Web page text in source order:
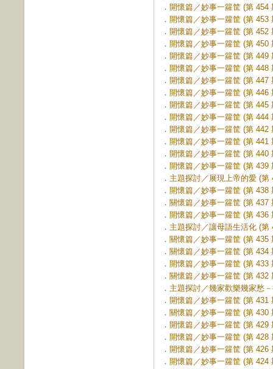
． 開懷篇／妙事一籮筐 (第 454
． 開懷篇／妙事一籮筐 (第 453
． 開懷篇／妙事一籮筐 (第 452
． 開懷篇／妙事一籮筐 (第 450
． 開懷篇／妙事一籮筐 (第 449
． 開懷篇／妙事一籮筐 (第 448
． 開懷篇／妙事一籮筐 (第 447
． 開懷篇／妙事一籮筐 (第 446
． 開懷篇／妙事一籮筐 (第 445
． 開懷篇／妙事一籮筐 (第 444
． 開懷篇／妙事一籮筐 (第 442
． 開懷篇／妙事一籮筐 (第 441
． 開懷篇／妙事一籮筐 (第 440
． 開懷篇／妙事一籮筐 (第 439
． 主題探討／展現上帝的愛 (第
． 開懷篇／妙事一籮筐 (第 438
． 關懷篇／妙事一籮筐 (第 437
． 開懷篇／妙事一籮筐 (第 436
． 主題探討／讓母語生活化 (第
． 關懷篇／妙事一籮筐 (第 435
． 關懷篇／妙事一籮筐 (第 434
． 開懷篇／妙事一籮筐 (第 433
． 關懷篇／妙事一籮筐 (第 432
． 主題探討／幾家歡樂幾家愁
． 開懷篇／妙事一籮筐 (第 431
． 關懷篇／妙事一籮筐 (第 430
． 開懷篇／妙事一籮筐 (第 429
． 開懷篇／妙事一籮筐 (第 428
． 開懷篇／妙事一籮筐 (第 426
． 開懷篇／妙事一籮筐 (第 424